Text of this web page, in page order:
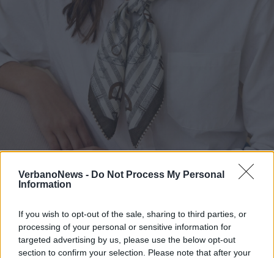
VerbanoNews - Do Not Process My Personal
Information
If you wish to opt-out of the sale, sharing to third parties, or
processing of your personal or sensitive information for
targeted advertising by us, please use the below opt-out
section to confirm your selection. Please note that after your
Gli Ambulanti di Forte dei Marmi ® a
Laveno Mombello
2 di 22